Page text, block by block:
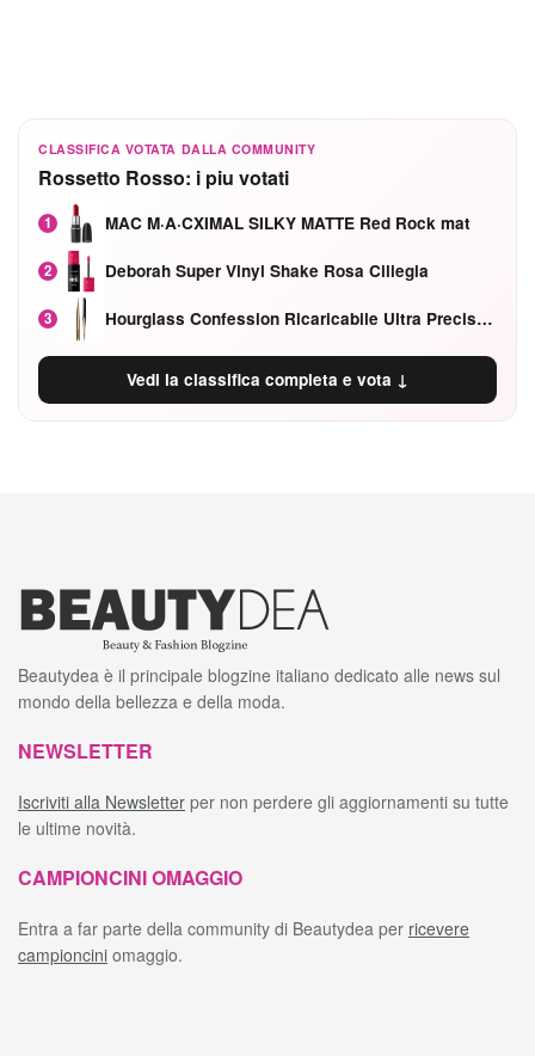
CLASSIFICA VOTATA DALLA COMMUNITY
Rossetto Rosso: i piu votati
1 MAC M·A·CXIMAL SILKY MATTE Red Rock mat
2 Deborah Super Vinyl Shake Rosa Ciliegia
3 Hourglass Confession Ricaricabile Ultra Preciso Ad Alta Intensità Secretly Classic Red
Vedi la classifica completa e vota ↓
Beautydea è il principale blogzine italiano dedicato alle news sul
mondo della bellezza e della moda.
NEWSLETTER
Iscriviti alla Newsletter per non perdere gli aggiornamenti su tutte
le ultime novità.
CAMPIONCINI OMAGGIO
Entra a far parte della community di Beautydea per ricevere
campioncini omaggio.